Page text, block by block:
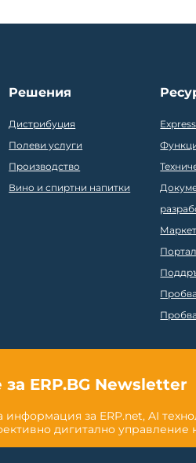
Решения
Дистрибуция
Полеви услуги
Производство
Вино и спиртни напитки
ERP.BG Newsletter
информация за ERP.net, AI
дигитално управление